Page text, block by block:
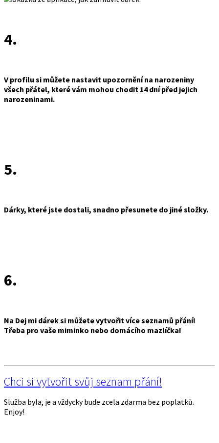
4.
V profilu si můžete nastavit upozornění na narozeniny
všech přátel, které vám mohou chodit 14 dní před jejich
narozeninami.
5.
Dárky, které jste dostali, snadno přesunete do jiné složky.
6.
Na Dej mi dárek si můžete vytvořit více seznamů přání!
Třeba pro vaše miminko nebo domácího mazlíčka!
Chci si vytvořit svůj seznam přání!
Služba byla, je a vždycky bude zcela zdarma bez poplatků.
Enjoy!